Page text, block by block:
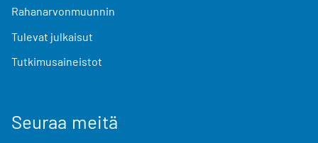
Rahanarvonmuunnin
Tulevat julkaisut
Tutkimusaineistot
Seuraa meitä